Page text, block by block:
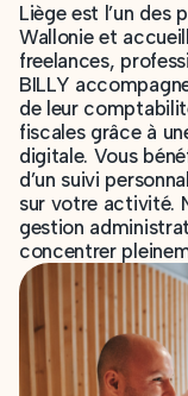
Liège est l’un des
Wallonie et
freelances,
BILLY
de leur
fiscales grâce à
digitale. Vous
d’un suivi
sur votre activité.
gestion
concentrer